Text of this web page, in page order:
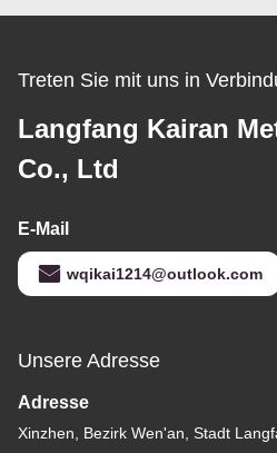
Treten Sie mit uns in
Langfang Kairan
Co., Ltd
E-Mail
wqikai1214@outlook.com
Unsere Adresse
Adresse
Xinzhen, Bezirk Wen'an, Stadt